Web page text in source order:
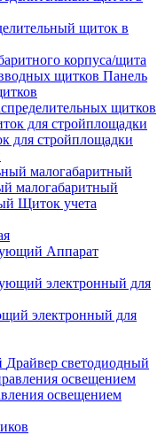
щиток в
корпуса/щита
Панель
щитков
для стройплощадки
малогабаритный
Щиток учета
Аппарат
электронный для
Драйвер светодиодный
освещением